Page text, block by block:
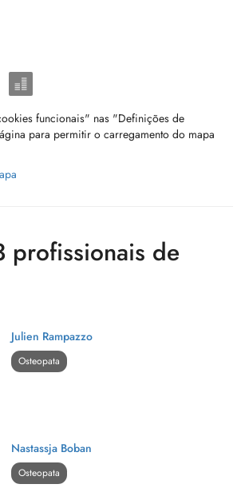
funcionais" nas "Definições de
para permitir o carregamento do mapa
profissionais de
Julien Rampazzo
Osteopata
Nastassja Boban
Osteopata